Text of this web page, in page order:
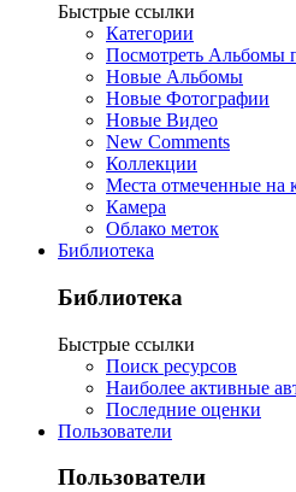
Быстрые ссылки
Категории
Посмотреть Альбомы
Новые Альбомы
Новые Фотографии
Новые Видео
New Comments
Коллекции
Места отмеченные на
Камера
Облако меток
Библиотека
Библиотека
Быстрые ссылки
Поиск ресурсов
Наиболее активные
Последние оценки
Пользователи
Пользователи